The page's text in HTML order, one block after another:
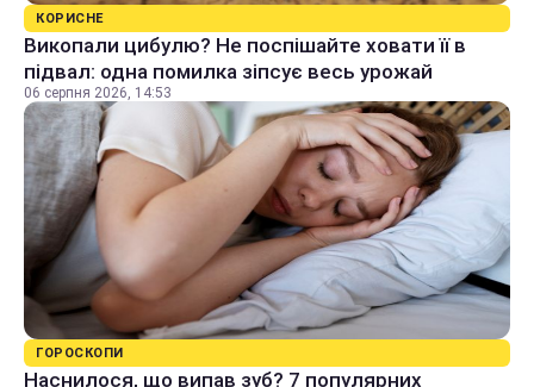
КОРИСНЕ
Викопали цибулю? Не поспішайте ховати її в
підвал: одна помилка зіпсує весь урожай
06 серпня 2026, 14:53
ГОРОСКОПИ
Наснилося, що випав зуб? 7 популярних